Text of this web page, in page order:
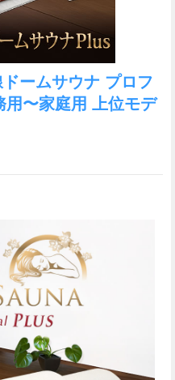
ドームサウナ プロフ
用〜家庭用 上位モデ